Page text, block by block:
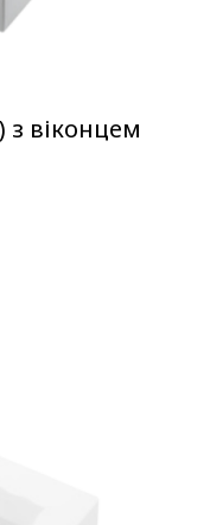
з віконцем